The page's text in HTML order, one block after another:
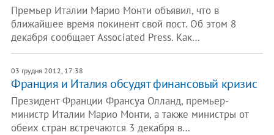
Премьер Италии Марио Монти объявил, что в
ближайшее время покинент свой пост. Об этом 8
декабря сообщает Associated Press. Как…
03 грудня 2012, 17:38
Франция и Италия обсудят финансовый кризис
Президент Франции Франсуа Олланд, премьер-
министр Италии Марио Монти, а также министры от
обеих стран встречаются 3 декабря в…